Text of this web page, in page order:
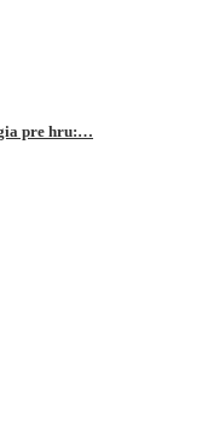
pre hru:…